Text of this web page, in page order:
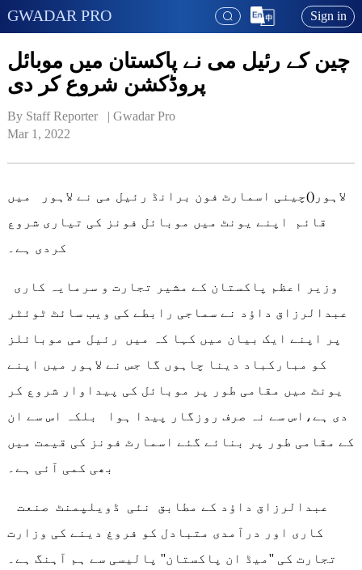
GWADAR PRO Sign in
چین کے رئیل می نے پاکستان میں موبائل
پروڈکشن شروع کر دی
By Staff Reporter   | Gwadar Pro
Mar 1, 2022
لاہور()چینی اسمارٹ فون برانڈ رئیل می نے لاہور میں
قائم اپنے یونٹ میں موبائل فونز کی تیاری شروع
کردی ہے۔
وزیر اعظم پاکستان کے مشیر تجارت و سرمایہ کاری
عبدالرزاق داؤد نے سماجی رابطے کی ویب سائٹ ٹوئٹر
پر اپنے ایک بیان میں کہا کہ میں رئیل می موبائلز
کو مبارکباد دینا چاہوں گا جس نے لاہور میں اپنے
یونٹ میں مقامی طور پر موبائل کی پیداوار شروع کر
دی ہے،اس سے نہ صرف روزگار پیدا ہوا بلکہ اس سے ان
کے مقامی طور پر بنائے گئے اسمارٹ فونز کی قیمت میں
بھی کمی آئی ہے۔
کاری اور درآمدی متبادل کو فروغ دینے کی وزارت
تجارت کی ''میڈ ان پاکستان'' پالیسی سے ہم آہنگ ہے۔